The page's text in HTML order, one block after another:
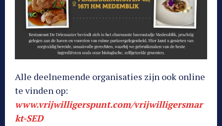
Alle deelnemende organisaties zijn ook online
te vinden op:
www.vrijwilligerspunt.com/vrijwilligersmar
kt-SED